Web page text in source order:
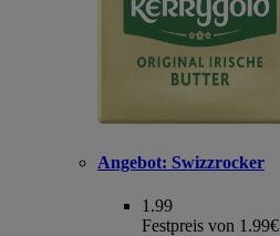
Angebot: Swizzrocker
1.99
Festpreis von 1.99€